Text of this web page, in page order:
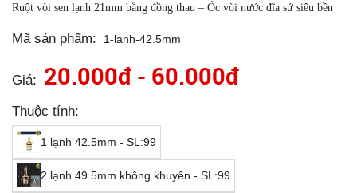
Ruột vòi sen lạnh 21mm bằng đồng thau – Óc vòi nước đĩa sứ siêu bền
Mã sản phẩm: 1-lanh-42.5mm
Giá: 20.000đ - 60.000đ
Thuộc tính:
1 lạnh 42.5mm - SL:99
2 lạnh 49.5mm không khuyên - SL:99